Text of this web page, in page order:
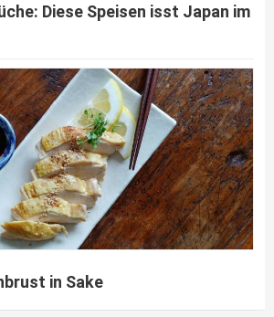
Diese Speisen isst Japan im
in Sake